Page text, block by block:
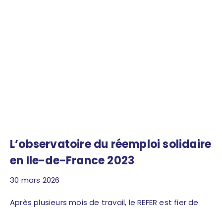
L’observatoire du réemploi solidaire
en Ile-de-France 2023
30 mars 2026
Après plusieurs mois de travail, le REFER est fier de